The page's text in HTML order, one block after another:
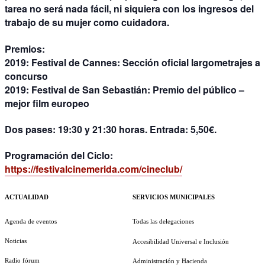
tarea no será nada fácil, ni siquiera con los ingresos del
trabajo de su mujer como cuidadora.
Premios:
2019: Festival de Cannes: Sección oficial largometrajes a
concurso
2019: Festival de San Sebastián: Premio del público –
mejor film europeo
Dos pases: 19:30 y 21:30 horas. Entrada: 5,50€.
Programación del Ciclo:
https://festivalcinemerida.com/cineclub/
ACTUALIDAD
Agenda de eventos
Noticias
Radio fórum
SERVICIOS MUNICIPALES
Todas las delegaciones
Accesibilidad Universal e Inclusión
Administración y Hacienda